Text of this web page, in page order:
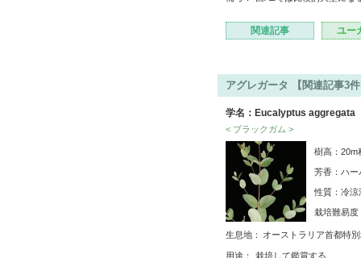
関連記事 ユー
アグレガータ 【関連記事3
学名：Eucalyptus aggregata
< ブラックガム >
樹高：
芳香：ハ
性質：冷
栽培難
生息地： オーストラリア首都特
用途： 栽培して鑑賞する